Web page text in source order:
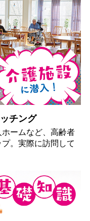
チング
ームなど、高齢者
。実際に訪問して